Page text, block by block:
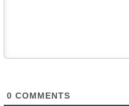
0 COMMENTS